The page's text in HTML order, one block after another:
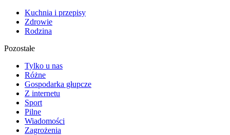
Kuchnia i przepisy
Zdrowie
Rodzina
Pozostałe
Tylko u nas
Różne
Gospodarka głupcze
Z internetu
Sport
Pilne
Wiadomości
Zagrożenia